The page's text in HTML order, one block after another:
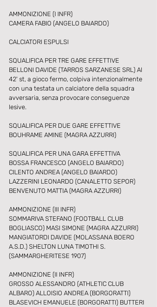
AMMONIZIONE (I INFR)
CAMERA FABIO (ANGELO BAIARDO)
CALCIATORI ESPULSI
SQUALIFICA PER TRE GARE EFFETTIVE
BELLONI DAVIDE (TARROS SARZANESE SRL) Al
42' st, a gioco fermo, colpiva intenzionalmente
con una testata un calciatore della squadra
avversaria, senza provocare conseguenze
lesive.
SQUALIFICA PER DUE GARE EFFETTIVE
BOUHRAME AMINE (MAGRA AZZURRI)
SQUALIFICA PER UNA GARA EFFETTIVA
BOSSA FRANCESCO (ANGELO BAIARDO)
CILENTO ANDREA (ANGELO BAIARDO)
LAZZERINI LEONARDO (CANALETTO SEPOR)
BENVENUTO MATTIA (MAGRA AZZURRI)
AMMONIZIONE (III INFR)
SOMMARIVA STEFANO (FOOTBALL CLUB
BOGLIASCO) MASI SIMONE (MAGRA AZZURRI)
MANGIATORDI DAVIDE (MOLASSANA BOERO
A.S.D.) SHELTON LUNA TIMOTHI S.
(SAMMARGHERITESE 1907)
AMMONIZIONE (II INFR)
GROSSO ALESSANDRO (ATHLETIC CLUB
ALBARO) ALLOISIO ANDREA (BORGORATTI)
BLASEVICH EMANUELE (BORGORATTI) BUTTERI